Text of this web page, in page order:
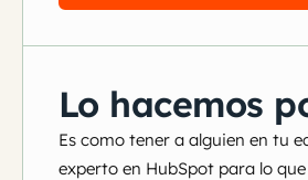
Lo hacemos
Es como tener a alguien en tu
experto en HubSpot para lo que